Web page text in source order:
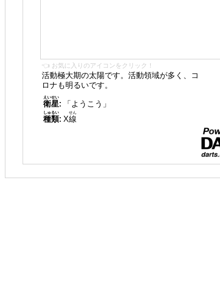
👈 お気に入りのアイコンをクリック！
活動極大期の太陽です。活動領域が多く、コ
ロナも明るいです。
衛星
えいせい
:
「ようこう」
種類
しゅるい
: X線
せん